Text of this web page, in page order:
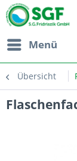
Menü
Übersicht